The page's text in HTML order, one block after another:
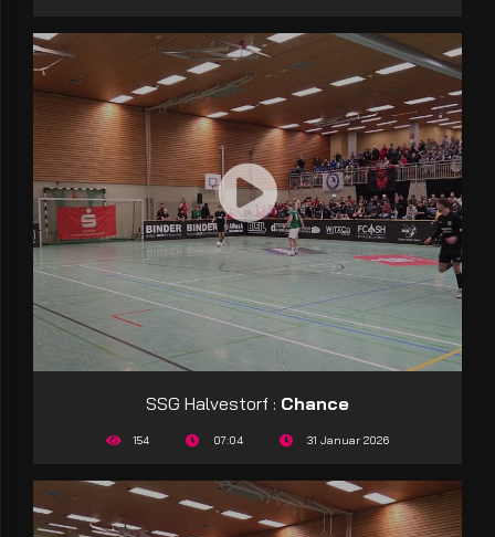
SSG Halvestorf : Chance
154 07:04 31 Januar 2026